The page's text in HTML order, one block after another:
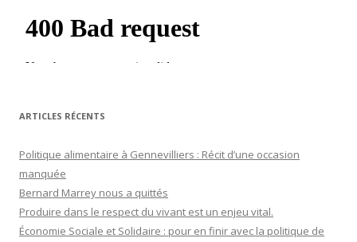
ARTICLES RÉCENTS
Politique alimentaire à Gennevilliers : Récit d’une occasion
manquée
Bernard Marrey nous a quittés
Produire dans le respect du vivant est un enjeu vital.
Économie Sociale et Solidaire : pour en finir avec la politique de